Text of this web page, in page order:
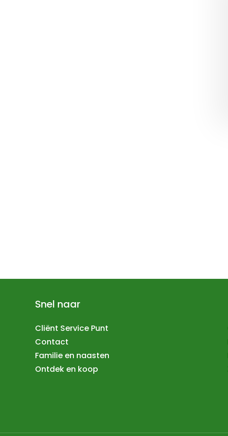
Snel naar
Cliënt Service Punt
Contact
Familie en naasten
Ontdek en koop